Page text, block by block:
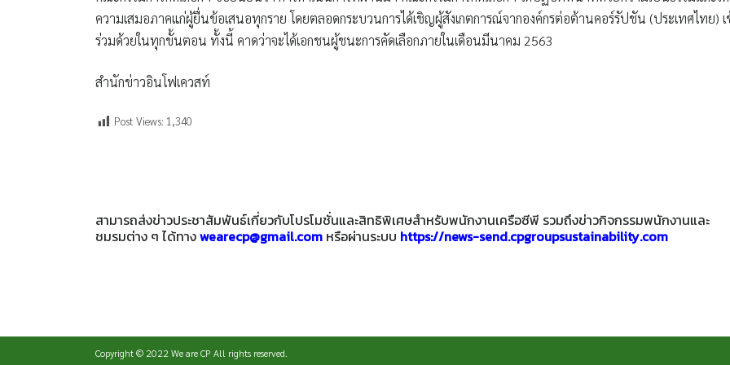
ความเสมอภาคแก่ผู้ยื่นข้อเสนอทุกราย โดยตลอดกระบวนการได้เชิญผู้สังเกตการณ์จากองค์กรต่อต้านคอร์รัปชัน (ประเทศไทย) เ
ร่วมด้วยในทุกขั้นตอน ทั้งนี้ คาดว่าจะได้เอกชนผู้ชนะการคัดเลือกภายในเดือนมีนาคม 2563
สำนักข่าวอินโฟเควสท์
Post Views: 1,340
สามารถส่งข่าวประชาสัมพันธ์เกี่ยวกับโปรโมชั่นและสิทธิพิเศษสำหรับพนักงานเครือซีพี รวมถึงข่าวกิจกรรมพนักงานและ
ชมรมต่าง ๆ ได้ทางwearecp@gmail.com หรือผ่านระบบ https://news-send.cpgroupsustainability.com
Copyright © 2022 We are CP All rights reserved.